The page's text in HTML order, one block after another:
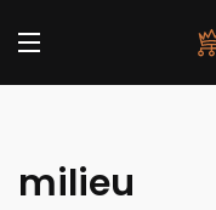
milieu